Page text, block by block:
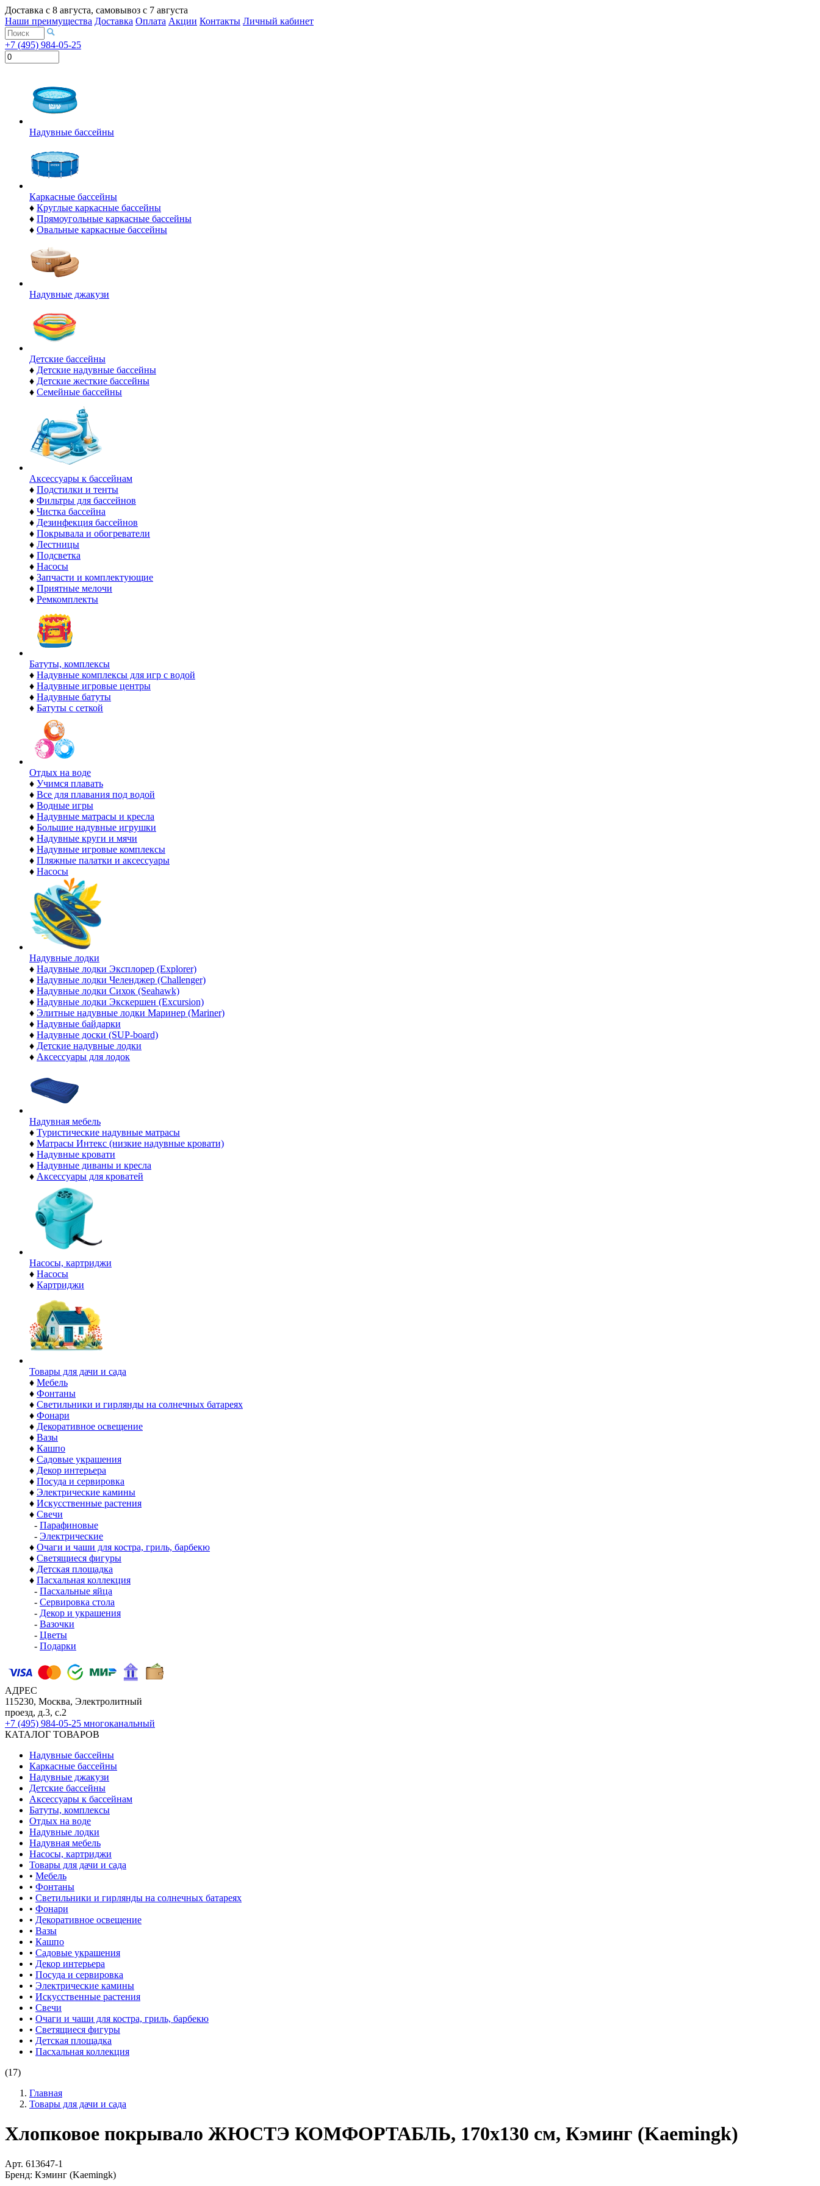
Доставка с 8 августа, самовывоз с 7 августа
Наши преимущества Доставка Оплата Акции Контакты Личный кабинет
+7 (495) 984-05-25
Надувные бассейны
Каркасные бассейны
♦ Круглые каркасные бассейны
♦ Прямоугольные каркасные бассейны
♦ Овальные каркасные бассейны
Надувные джакузи
Детские бассейны
♦ Детские надувные бассейны
♦ Детские жесткие бассейны
♦ Семейные бассейны
Аксессуары к бассейнам
♦ Подстилки и тенты
♦ Фильтры для бассейнов
♦ Чистка бассейна
♦ Дезинфекция бассейнов
♦ Покрывала и обогреватели
♦ Лестницы
♦ Подсветка
♦ Насосы
♦ Запчасти и комплектующие
♦ Приятные мелочи
♦ Ремкомплекты
Батуты, комплексы
♦ Надувные комплексы для игр с водой
♦ Надувные игровые центры
♦ Надувные батуты
♦ Батуты с сеткой
Отдых на воде
♦ Учимся плавать
♦ Все для плавания под водой
♦ Водные игры
♦ Надувные матрасы и кресла
♦ Большие надувные игрушки
♦ Надувные круги и мячи
♦ Надувные игровые комплексы
♦ Пляжные палатки и аксессуары
♦ Насосы
Надувные лодки
♦ Надувные лодки Эксплорер (Explorer)
♦ Надувные лодки Челенджер (Challenger)
♦ Надувные лодки Сихок (Seahawk)
♦ Надувные лодки Экскершен (Excursion)
♦ Элитные надувные лодки Маринер (Mariner)
♦ Надувные байдарки
♦ Надувные доски (SUP-board)
♦ Детские надувные лодки
♦ Аксессуары для лодок
Надувная мебель
♦ Туристические надувные матрасы
♦ Матрасы Интекс (низкие надувные кровати)
♦ Надувные кровати
♦ Надувные диваны и кресла
♦ Аксессуары для кроватей
Насосы, картриджи
♦ Насосы
♦ Картриджи
Товары для дачи и сада
♦ Мебель
♦ Фонтаны
♦ Светильники и гирлянды на солнечных батареях
♦ Фонари
♦ Декоративное освещение
♦ Вазы
♦ Кашпо
♦ Садовые украшения
♦ Декор интерьера
♦ Посуда и сервировка
♦ Электрические камины
♦ Искусственные растения
♦ Свечи
- Парафиновые
- Электрические
♦ Очаги и чаши для костра, гриль, барбекю
♦ Светящиеся фигуры
♦ Детская площадка
♦ Пасхальная коллекция
- Пасхальные яйца
- Сервировка стола
- Декор и украшения
- Вазочки
- Цветы
- Подарки
АДРЕС
115230, Москва, Электролитный
проезд, д.3, с.2
+7 (495) 984-05-25 многоканальный
КАТАЛОГ ТОВАРОВ
Надувные бассейны
Каркасные бассейны
Надувные джакузи
Детские бассейны
Аксессуары к бассейнам
Батуты, комплексы
Отдых на воде
Надувные лодки
Надувная мебель
Насосы, картриджи
Товары для дачи и сада
• Мебель
• Фонтаны
• Светильники и гирлянды на солнечных батареях
• Фонари
• Декоративное освещение
• Вазы
• Кашпо
• Садовые украшения
• Декор интерьера
• Посуда и сервировка
• Электрические камины
• Искусственные растения
• Свечи
• Очаги и чаши для костра, гриль, барбекю
• Светящиеся фигуры
• Детская площадка
• Пасхальная коллекция
(17)
Главная
Товары для дачи и сада
Хлопковое покрывало ЖЮСТЭ КОМФОРТАБЛЬ, 170х130 см, Кэминг (Kaemingk)
Арт. 613647-1
Бренд: Кэминг (Kaemingk)